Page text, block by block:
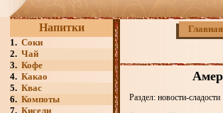
Напитки
1. Соки
2. Чай
3. Кофе
4. Какао
5. Квас
6. Компоты
7. Кисели
Главная
Раздел: новости-сладости